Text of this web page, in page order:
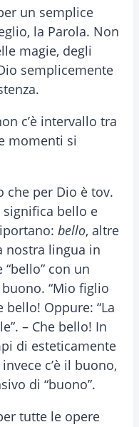
un semplice
la Parola. Non
magie, degli
semplicemente
c’è intervallo tra
momenti si
che per Dio è tov.
significa bello e
bello, altre
nostra lingua in
con un
“Mio figlio
bello! Oppure: “La
– Che bello! In
di esteticamente
c’è il buono,
di “buono”.
tutte le opere